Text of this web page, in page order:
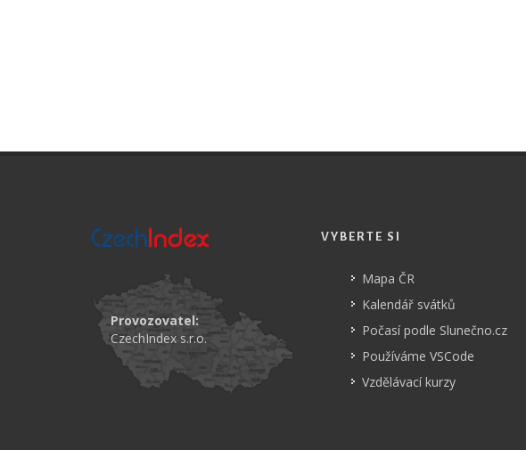
Provozovatel:
CzechIndex s.r.o.
VYBERTE SI
Mapa ČR
Kalendář svátků
Počasí podle Slunečno.cz
Používáme VSCode
Vzdělávací kurzy